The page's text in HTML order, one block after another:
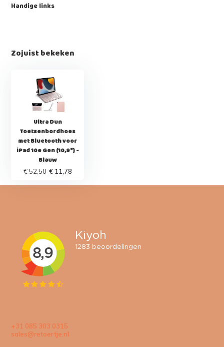
Handige links
Zojuist bekeken
Ultra Dun
Toetsenbordhoes
met Bluetooth voor
iPad 10e Gen (10,9") -
Blauw
€ 52,50 € 11,78
+31 085 303 0315
sales@retoertje.nl